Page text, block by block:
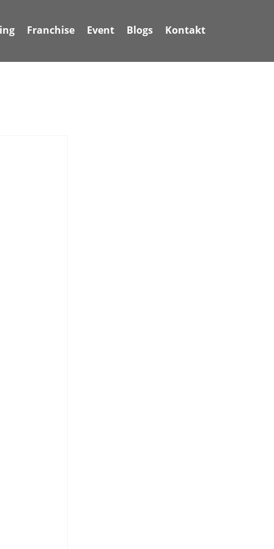
Franchise Event Blogs Kontakt